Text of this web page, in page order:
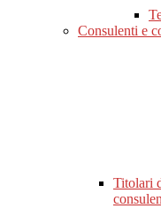
Consulenti e
Titolari